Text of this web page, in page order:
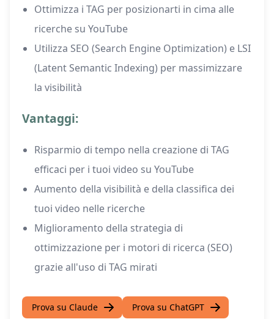
Ottimizza i TAG per posizionarti in cima alle
ricerche su YouTube
Utilizza SEO (Search Engine Optimization) e LSI
(Latent Semantic Indexing) per massimizzare
la visibilità
Vantaggi:
Risparmio di tempo nella creazione di TAG
efficaci per i tuoi video su YouTube
Aumento della visibilità e della classifica dei
tuoi video nelle ricerche
Miglioramento della strategia di
ottimizzazione per i motori di ricerca (SEO)
grazie all'uso di TAG mirati
Prova su Claude Prova su ChatGPT